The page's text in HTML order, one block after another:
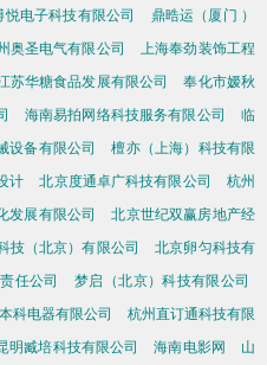
悦电子科技有限公司
鼎晧运（厦门 ）
奥圣电气有限公司
上海奉劲装饰工程
苏华糖食品发展有限公司
奉化市嫒秋
海南易拍网络科技服务有限公司
临
设备有限公司
檀亦（上海）科技有限
计 北京度通卓广科技有限公司
杭州
发展有限公司
北京世纪双赢房地产经
技（北京）有限公司
北京卵匀科技有
任公司
梦启（北京）科技有限公司
科电器有限公司
杭州直订通科技有限
明臧培科技有限公司 海南电影网
山